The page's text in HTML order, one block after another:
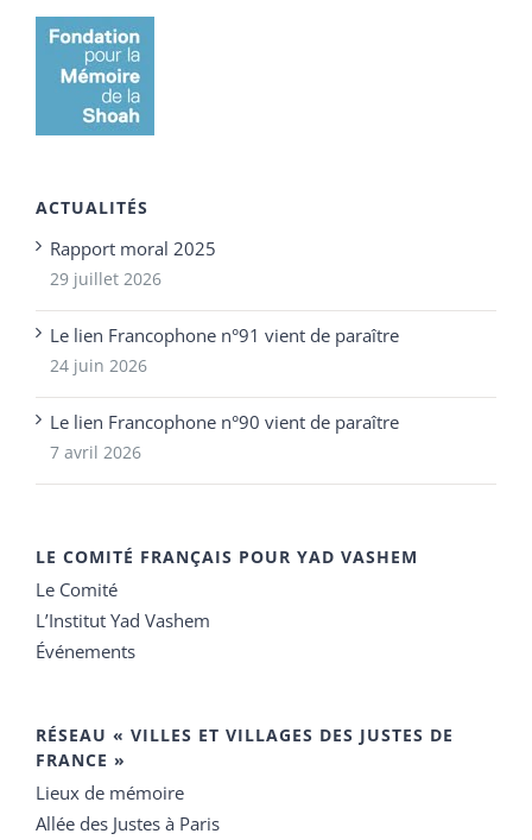
ACTUALITÉS
Rapport moral 2025
29 juillet 2026
Le lien Francophone n°91 vient de paraître
24 juin 2026
Le lien Francophone n°90 vient de paraître
7 avril 2026
LE COMITÉ FRANÇAIS POUR YAD VASHEM
Le Comité
L’Institut Yad Vashem
Événements
RÉSEAU « VILLES ET VILLAGES DES JUSTES DE
FRANCE »
Lieux de mémoire
Allée des Justes à Paris